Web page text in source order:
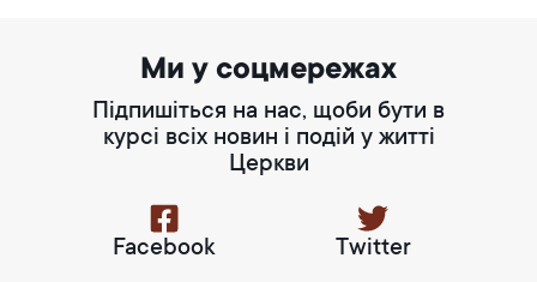
Ми у соцмережах
Підпишіться на нас, щоби бути в
курсі всіх новин і подій у житті
Церкви
Facebook Twitter